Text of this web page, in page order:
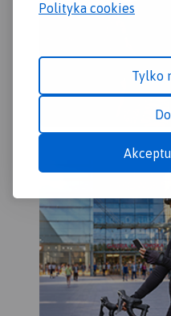
Polityka cookies
Tylko